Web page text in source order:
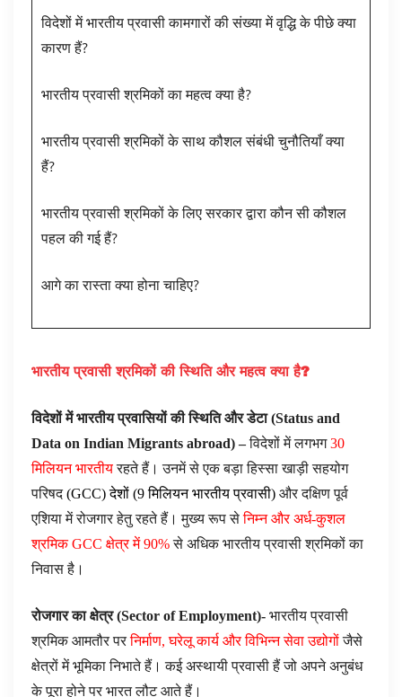
विदेशों में भारतीय प्रवासी कामगारों की संख्या में वृद्धि के पीछे क्या
कारण हैं?
भारतीय प्रवासी श्रमिकों का महत्व क्या है?
भारतीय प्रवासी श्रमिकों के साथ कौशल संबंधी चुनौतियाँ क्या
हैं?
भारतीय प्रवासी श्रमिकों के लिए सरकार द्वारा कौन सी कौशल
पहल की गई हैं?
आगे का रास्ता क्या होना चाहिए?
भारतीय प्रवासी श्रमिकों की स्थिति और महत्व क्या है?
विदेशों में भारतीय प्रवासियों की स्थिति और डेटा (Status and
Data on Indian Migrants abroad) –विदेशों में लगभग30
मिलियन भारतीयरहते हैं। उनमें से एक बड़ा हिस्सा खाड़ी सहयोग
परिषद(GCC) देशों (9 मिलियन भारतीय प्रवासी) और दक्षिण पूर्व
एशिया में रोजगार हेतु रहते हैं। मुख्य रूप सेनिम्न और अर्ध-कुशल
श्रमिक GCC क्षेत्र में 90%से अधिक भारतीय प्रवासी श्रमिकों का
निवास है।
रोजगार का क्षेत्र (Sector of Employment)- भारतीय प्रवासी
श्रमिक आमतौर परनिर्माण, घरेलू कार्य और विभिन्न सेवा उद्योगोंजैसे
क्षेत्रों में भूमिका निभाते हैं। कई अस्थायी प्रवासी हैं जो अपने अनुबंध
के पूरा होने पर भारत लौट आते हैं।